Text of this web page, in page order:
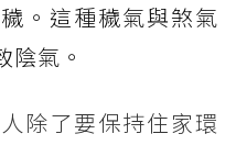
。這種穢氣與煞氣
陰氣。
除了要保持住家環